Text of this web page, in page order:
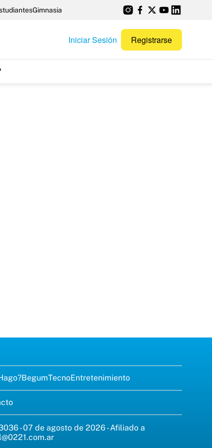
Gimnasia
Iniciar Sesión Registrarse
BegumTecnoEntretenimiento
- 07 de agosto de 2026 - Afiliado a